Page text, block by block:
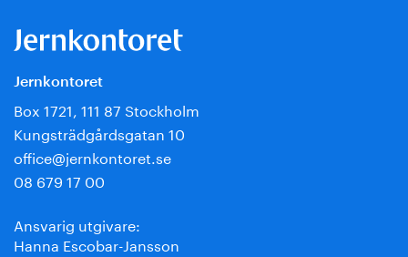
Jernkontoret
Box 1721, 111 87 Stockholm
Kungsträdgårdsgatan 10
office@jernkontoret.se
08 679 17 00
Ansvarig utgivare:
Hanna Escobar-Jansson